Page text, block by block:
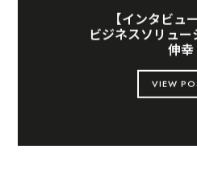
【インタビュ
ビジネスソリュ
伸幸
VIEW